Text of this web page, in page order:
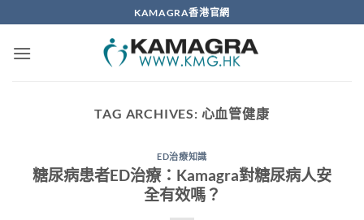
to
content
KAMAGRA香港官網
TAG ARCHIVES: 心血管健康
ED治療知識
糖尿病患者ED治療：Kamagra對糖尿病人安
全有效嗎？